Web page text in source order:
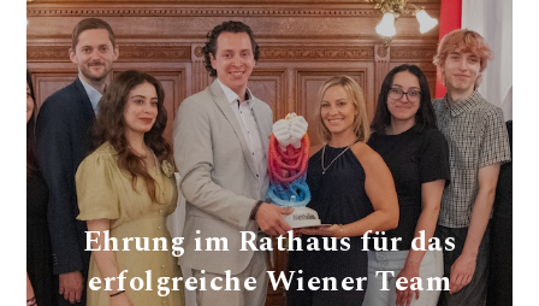
Ehrung im Rathaus für das
erfolgreiche Wiener Team